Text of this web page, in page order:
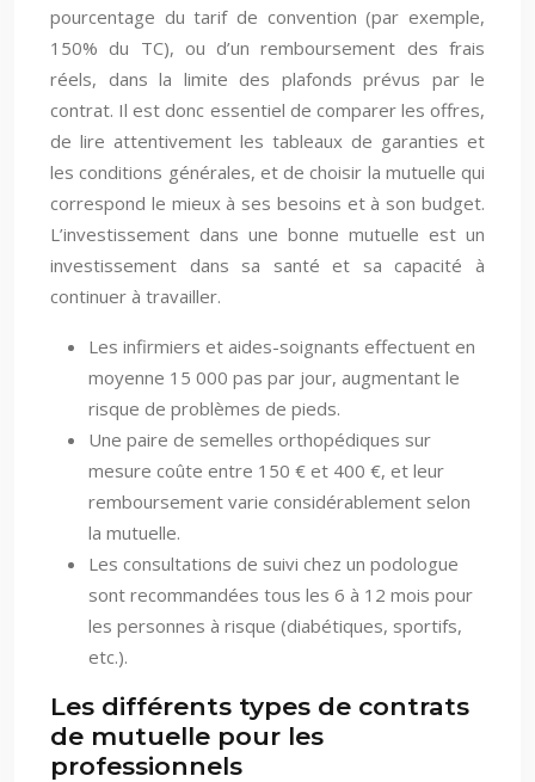
pourcentage du tarif de convention (par exemple,
150% du TC), ou d’un remboursement des frais
réels, dans la limite des plafonds prévus par le
contrat. Il est donc essentiel de comparer les offres,
de lire attentivement les tableaux de garanties et
les conditions générales, et de choisir la mutuelle qui
correspond le mieux à ses besoins et à son budget.
L’investissement dans une bonne mutuelle est un
investissement dans sa santé et sa capacité à
continuer à travailler.
Les infirmiers et aides-soignants effectuent en
moyenne 15 000 pas par jour, augmentant le
risque de problèmes de pieds.
Une paire de semelles orthopédiques sur
mesure coûte entre 150 € et 400 €, et leur
remboursement varie considérablement selon
la mutuelle.
Les consultations de suivi chez un podologue
sont recommandées tous les 6 à 12 mois pour
les personnes à risque (diabétiques, sportifs,
etc.).
Les différents types de contrats
de mutuelle pour les
professionnels